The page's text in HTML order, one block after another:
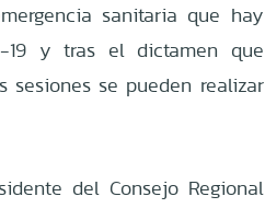
sanitaria que hay
19 y tras el dictamen que
se pueden realizar
del Consejo Regional